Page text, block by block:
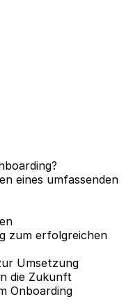
eines umfassenden
zum erfolgreichen
Umsetzung
die Zukunft
Onboarding